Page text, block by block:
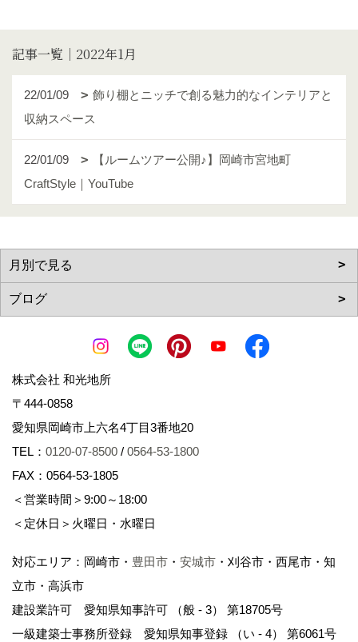
記事一覧｜2022年1月
22/01/09
飾り棚とニッチで創る魅力的なインテリアと
収納スペース
22/01/09
【ルームツアー公開♪】岡崎市宮地町
CraftStyle｜YouTube
株式会社 和光地所
〒444-0858
愛知県岡崎市上六名4丁目3番地20
TEL： 0120-07-8500 / 0564-53-1800
FAX：0564-53-1805
＜営業時間＞9:00～18:00
＜定休日＞火曜日・水曜日
対応エリア：岡崎市・ 豊田市 ・ 安城市 ・刈谷市・西尾市・知
立市・高浜市
建設業許可 愛知県知事許可 （般 - 3） 第18705号
一級建築士事務所登録 愛知県知事登録 （い - 4） 第6061号